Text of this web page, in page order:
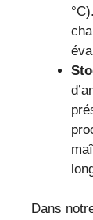
Dans